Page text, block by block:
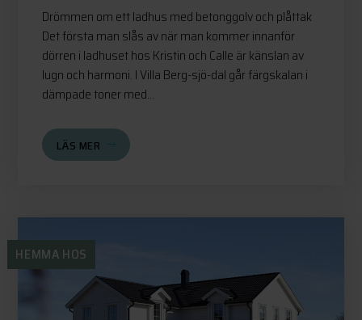
Drömmen om ett ladhus med betonggolv och plåttak
Det första man slås av när man kommer innanför
dörren i ladhuset hos Kristin och Calle är känslan av
lugn och harmoni. I Villa Berg-sjö-dal går färgskalan i
dämpade toner med...
LÄS MER
HEMMA HOS